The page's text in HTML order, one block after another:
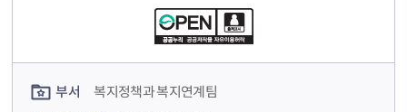
부서
복지정책과 복지연계팀